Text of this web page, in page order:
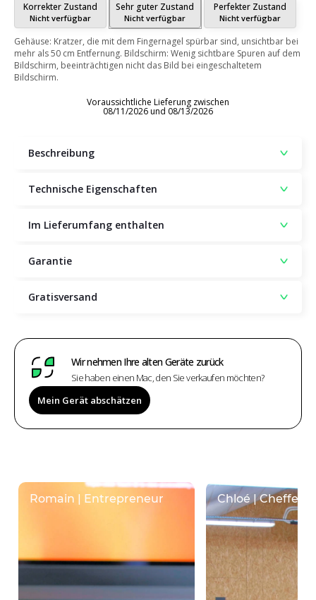
Korrekter Zustand
Nicht verfügbar
Sehr guter Zustand
Nicht verfügbar
Perfekter Zustand
Nicht verfügbar
Gehäuse: Kratzer, die mit dem Fingernagel spürbar sind, unsichtbar bei
mehr als 50 cm Entfernung. Bildschirm: Wenig sichtbare Spuren auf dem
Bildschirm, beeinträchtigen nicht das Bild bei eingeschaltetem
Bildschirm.
Voraussichtliche Lieferung zwischen
08/11/2026 und 08/13/2026
Beschreibung
Technische Eigenschaften
Im Lieferumfang enthalten
Garantie
Gratisversand
Wir nehmen Ihre alten Geräte zurück
Sie haben einen Mac, den Sie verkaufen möchten?
Mein Gerät abschätzen